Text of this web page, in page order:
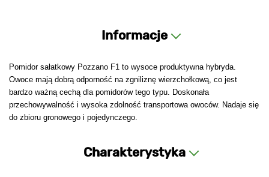
Informacje
Pomidor sałatkowy Pozzano F1 to wysoce produktywna hybryda.
Owoce mają dobrą odporność na zgniliznę wierzchołkową, co jest
bardzo ważną cechą dla pomidorów tego typu. Doskonała
przechowywalność i wysoka zdolność transportowa owoców. Nadaje się
do zbioru gronowego i pojedynczego.
Charakterystyka